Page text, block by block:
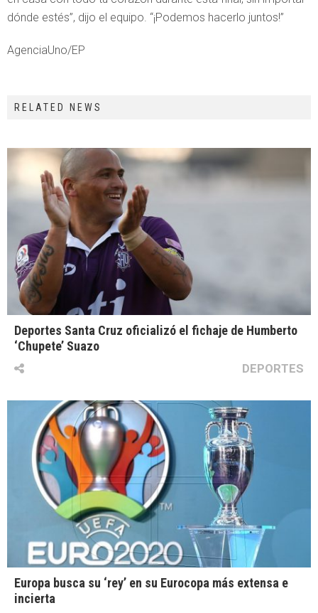
dónde estés”, dijo el equipo. “¡Podemos hacerlo juntos!”
AgenciaUno/EP
RELATED NEWS
Deportes Santa Cruz oficializó el fichaje de Humberto
‘Chupete’ Suazo
DEPORTES
Europa busca su ‘rey’ en su Eurocopa más extensa e
incierta